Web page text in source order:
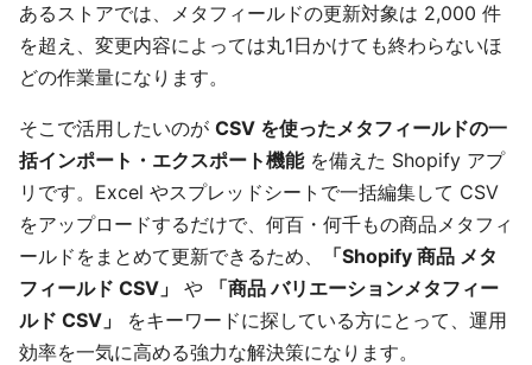
あるストアでは、メタフィールドの更新対象は 2,000 件
を超え、変更内容によっては丸1日かけても終わらないほ
どの作業量になります。
そこで活用したいのが CSV を使ったメタフィールドの一
括インポート・エクスポート機能を備えた Shopify アプ
リです。Excel やスプレッドシートで一括編集して CSV
をアップロードするだけで、何百・何千もの商品メタフィ
ールドをまとめて更新できるため、
「Shopify 商品 メタ
フィールド CSV」
や
「商品 バリエーションメタフィー
ルド CSV」
をキーワードに探している方にとって、運用
効率を一気に高める強力な解決策になります。